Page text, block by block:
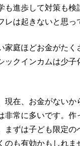
も進歩して対策も検
レは起きないと思っ
家庭ほどお金がたく
ックインカムは少子
現在、お金がないか
非常に多いです。作
まずは子ども限定の
のも有効かもしれま